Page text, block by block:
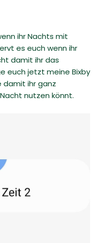
ihr Nachts mit
es euch wenn ihr
damit ihr das
euch jetzt meine Bixby
damit ihr ganz
nutzen könnt.